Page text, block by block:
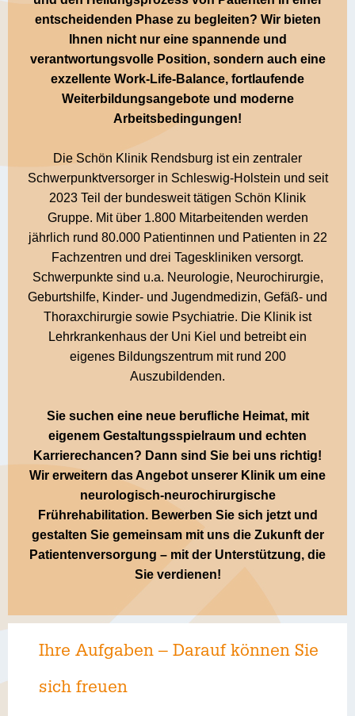
entscheidenden Phase zu begleiten? Wir bieten
Ihnen nicht nur eine spannende und
verantwortungsvolle Position, sondern auch eine
exzellente Work-Life-Balance, fortlaufende
Weiterbildungsangebote und moderne
Arbeitsbedingungen!
Die Schön Klinik Rendsburg ist ein zentraler
Schwerpunktversorger in Schleswig-Holstein und seit
2023 Teil der bundesweit tätigen Schön Klinik
Gruppe. Mit über 1.800 Mitarbeitenden werden
jährlich rund 80.000 Patientinnen und Patienten in 22
Fachzentren und drei Tageskliniken versorgt.
Schwerpunkte sind u.a. Neurologie, Neurochirurgie,
Geburtshilfe, Kinder- und Jugendmedizin, Gefäß- und
Thoraxchirurgie sowie Psychiatrie. Die Klinik ist
Lehrkrankenhaus der Uni Kiel und betreibt ein
eigenes Bildungszentrum mit rund 200
Auszubildenden.
Sie suchen eine neue berufliche Heimat, mit
eigenem Gestaltungsspielraum und echten
Karrierechancen? Dann sind Sie bei uns richtig!
Wir erweitern das Angebot unserer Klinik um eine
neurologisch-neurochirurgische
Frührehabilitation. Bewerben Sie sich jetzt und
gestalten Sie gemeinsam mit uns die Zukunft der
Patientenversorgung – mit der Unterstützung, die
Sie verdienen!
Ihre Aufgaben – Darauf können Sie
sich freuen